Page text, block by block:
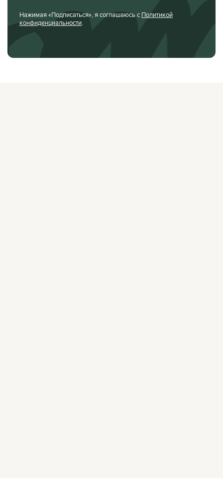
Нажимая «Подписаться», я соглашаюсь с Политикой
конфиденциальности.